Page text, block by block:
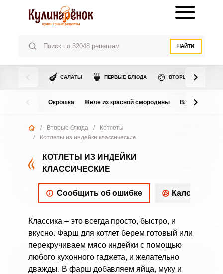
НАЙТИ
🍆 САЛАТЫ 🍵 ПЕРВЫЕ БЛЮДА 🍲 ВТОРЫЕ БЛЮДА
Окрошка Желе из красной смородины Варенье из
/ Вторые блюда /
Котлеты
/
Котлеты из индейки классические
КОТЛЕТЫ ИЗ ИНДЕЙКИ
КЛАССИЧЕСКИЕ
Сообщить об ошибке
Классика – это всегда просто, быстро, и
вкусно. Фарш для котлет берем готовый или
перекручиваем мясо индейки с помощью
любого кухонного гаджета, и желательно
дважды. В фарш добавляем яйца, муку и